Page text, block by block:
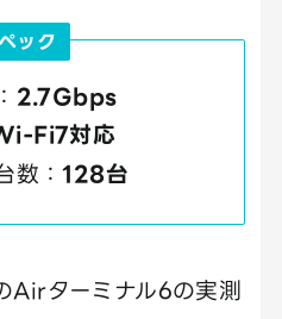
ック
2.7Gbps
Fi7対応
数：128台
Airターミナル6の実測